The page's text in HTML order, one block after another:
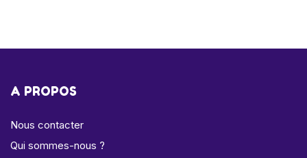
A PROPOS
Nous contacter
Qui sommes-nous ?